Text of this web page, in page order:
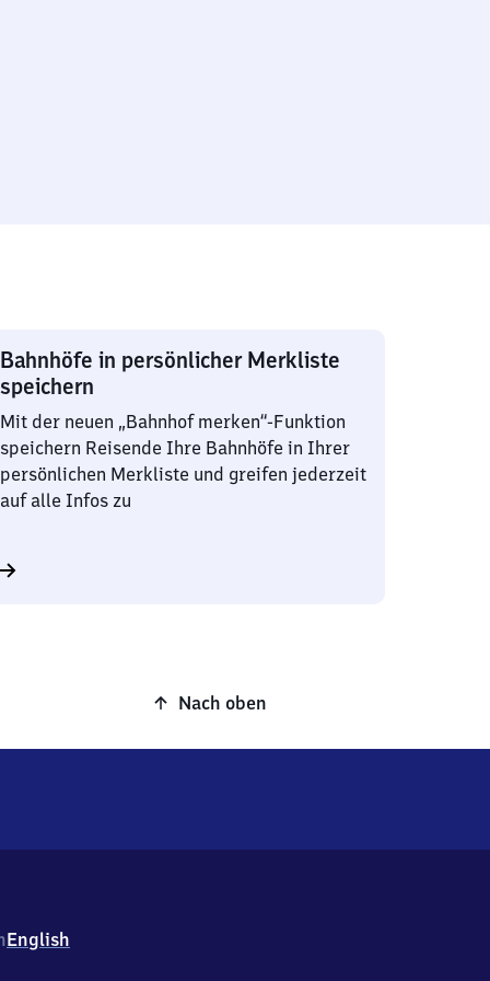
Bahnhöfe in persönlicher Merkliste
speichern
Mit der neuen „Bahnhof merken“-Funktion
speichern Reisende Ihre Bahnhöfe in Ihrer
persönlichen Merkliste und greifen jederzeit
auf alle Infos zu
Nach oben
English